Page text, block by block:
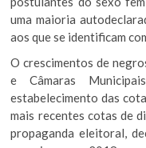
uma maioria
aos que se identificam
O crescimentos de
e Câmaras
estabelecimento das
mais recentes cotas de
propaganda eleitoral,